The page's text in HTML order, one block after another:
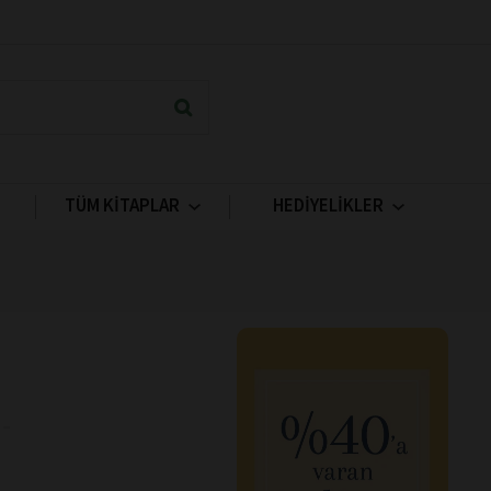
TÜM KİTAPLAR HEDİYELİKLER